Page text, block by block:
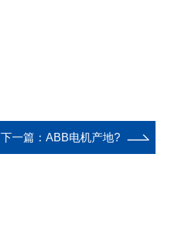
下一篇： ABB电机产地?